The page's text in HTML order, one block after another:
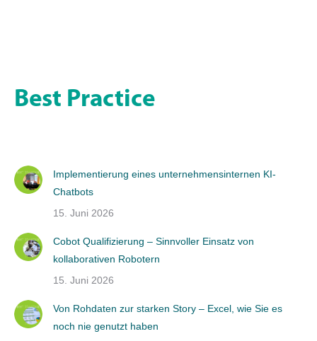
Best Practice
Implementierung eines unternehmensinternen KI-
Chatbots
15. Juni 2026
Cobot Qualifizierung – Sinnvoller Einsatz von
kollaborativen Robotern
15. Juni 2026
Von Rohdaten zur starken Story – Excel, wie Sie es
noch nie genutzt haben